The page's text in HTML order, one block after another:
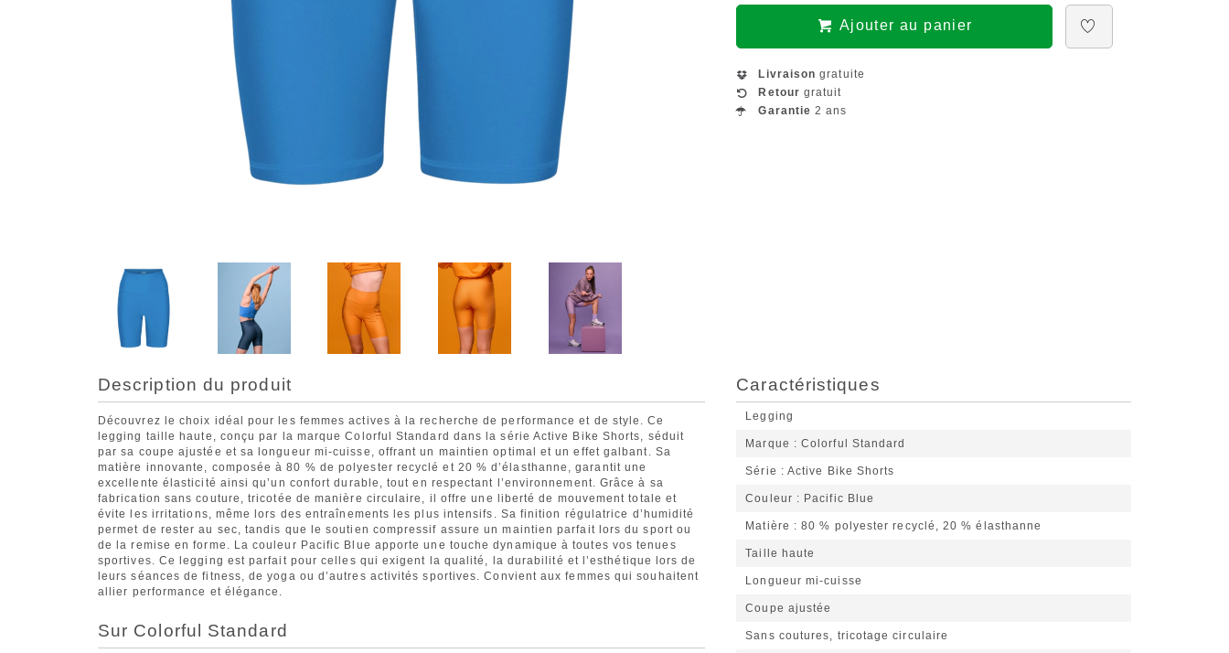
Ajouter au panier
Livraison gratuite
Retour gratuit
Garantie 2 ans
Description du produit
Découvrez le choix idéal pour les femmes actives à la recherche de performance et de style. Ce
legging taille haute, conçu par la marque Colorful Standard dans la série Active Bike Shorts, séduit
par sa coupe ajustée et sa longueur mi-cuisse, offrant un maintien optimal et un effet galbant. Sa
matière innovante, composée à 80 % de polyester recyclé et 20 % d’élasthanne, garantit une
excellente élasticité ainsi qu’un confort durable, tout en respectant l’environnement. Grâce à sa
fabrication sans couture, tricotée de manière circulaire, il offre une liberté de mouvement totale et
évite les irritations, même lors des entraînements les plus intensifs. Sa finition régulatrice d’humidité
permet de rester au sec, tandis que le soutien compressif assure un maintien parfait lors du sport ou
de la remise en forme. La couleur Pacific Blue apporte une touche dynamique à toutes vos tenues
sportives. Ce legging est parfait pour celles qui exigent la qualité, la durabilité et l’esthétique lors de
leurs séances de fitness, de yoga ou d’autres activités sportives. Convient aux femmes qui souhaitent
allier performance et élégance.
Sur Colorful Standard
Caractéristiques
Legging
Marque Colorful Standard
Série Active Bike Shorts
Couleur Pacific Blue
Matière 80 % polyester recyclé, 20 % élasthanne
Taille haute
Longueur mi-cuisse
Coupe ajustée
Sans coutures, tricotage circulaire